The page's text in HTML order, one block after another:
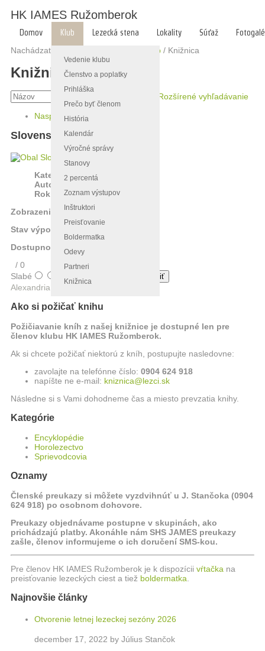
HK IAMES Ružomberok
Domov Klub
Vedenie klubu
Členstvo a poplatky
Prihláška
Prečo byť členom
História
Kalendár
Výročné správy
Stanovy
2 percentá
Zoznam výstupov
Inštruktori
Preisťovanie
Boldermatka
Odevy
Partneri
Knižnica
Lezecká stena Lokality Súťaž
Nachádzate sa tu:
Klub / Knižnica
Knižnica
Rozšírené vyhľadávanie
Naspäť »
Slovenský raj
Kategória:Encyklopédie
Autor:
Deneš Ladislav
Rok:
1973
Zobrazenia:
2469
Stav výpožičky:
Dostupnosť: 1/1
/ 0
Slabé
Alexandria Book Library
Ako si požičať knihu
Požičiavanie kníh z našej knižnice je dostupné len pre
členov klubu HK IAMES Ružomberok.
Ak si chcete požičať niektorú z kníh, postupujte nasledovne:
zavolajte na telefónne číslo: 0904 624 918
napíšte ne e-mail: kniznica@lezci.sk
Následne si s Vami dohodneme čas a miesto prevzatia knihy.
Kategórie
Encyklopédie
Horolezectvo
Sprievodcovia
Oznamy
Členské preukazy si môžete vyzdvihnúť u J. Stančoka (0904
624 918) po osobnom dohovore.
Preukazy objednávame postupne v skupinách, ako
prichádzajú platby. Akonáhle nám SHS JAMES preukazy
zašle, členov informujeme o ich doručení SMS-kou.
Pre členov HK IAMES Ružomberok je k dispozícii vŕtačka na
preisťovanie lezeckých ciest a tiež boldermatka
Najnovšie články
Otvorenie letnej lezeckej sezóny 2026
december 17, 2022 by Július Stančok